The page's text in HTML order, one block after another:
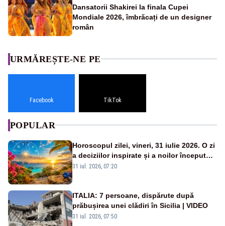
Dansatorii Shakirei la finala Cupei
Mondiale 2026, îmbrăcați de un designer
român
URMĂREȘTE-NE PE
Facebook TikTok
POPULAR
Horoscopul zilei, vineri, 31 iulie 2026. O zi
a deciziilor inspirate și a noilor începuturi.
Vezi zodiile vizate
31 iul. 2026, 07:20
ITALIA: 7 persoane, dispărute după
prăbușirea unei clădiri în Sicilia | VIDEO
31 iul. 2026, 07:50